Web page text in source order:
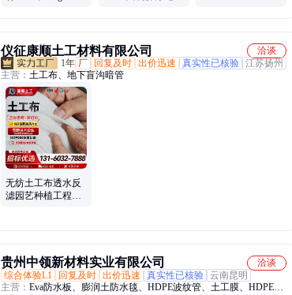
仪征康顺土工材料有限公司
洽谈
1年 厂 回复及时 出价迅速 真实性已核验 江苏扬州
主营： 土工布、地下盲沟暗管
无纺土工布透水反
滤园艺种植工程护
贵州中领新材料实业有限公司
洽谈
综合体验L1
回复及时 出价迅速 真实性已核验 云南昆明
主营： Eva防水板、膨润土防水毯、HDPE波纹管、土工膜、HDPE防